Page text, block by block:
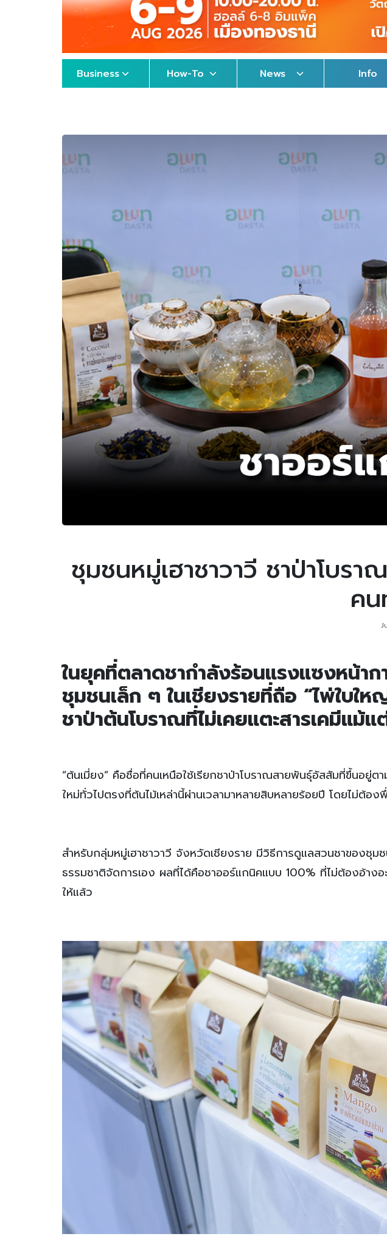
Business How-To News Info
ชุมชนหมู่เฮาชาวาวี ชาป่าโบ
ค
ในยุคที่ตลาดชากำลังร้อนแรงแซงหน้าก
ชุมชนเล็ก ๆ ในเชียงรายที่ถือ “ไพ่ใบให
ชาป่าต้นโบราณที่ไม่เคยแตะสารเคมีแม้
“ต้นเมี่ยง” คือชื่อที่คนเหนือใช้เรียกชาป่าโบราณสายพันธุ์อัสสัมที่ขึ้นอยู่ต
ใหม่ทั่วไปตรงที่ต้นไม้เหล่านี้ผ่านเวลามาหลายสิบหลายร้อยปี โดยไม่ต้อ
สำหรับกลุ่มหมู่เฮาชาวาวี จังหวัดเชียงราย มีวิธีการดูแลสวนชาของชุ
ธรรมชาติจัดการเอง ผลที่ได้คือชาออร์แกนิคแบบ 100% ที่ไม่ต้องอ้างอ